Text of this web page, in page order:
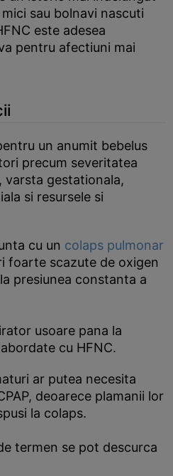
sau bolnavi nascuti
este adesea
pentru afectiuni mai
un anumit bebelus
precum severitatea
varsta gestationala,
si resursele si
cu un colaps pulmonar
foarte scazute de oxigen
presiunea constanta a
usoare pana la
cu HFNC.
ar putea necesita
deoarece plamanii lor
la colaps.
termen se pot descurca